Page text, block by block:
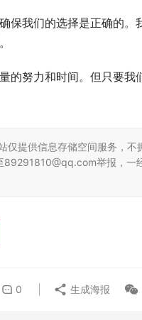
保我们的选择是正确的。
努力和时间。但只要我
仅提供信息存储空间服务，不
举报，一
0 生成海报